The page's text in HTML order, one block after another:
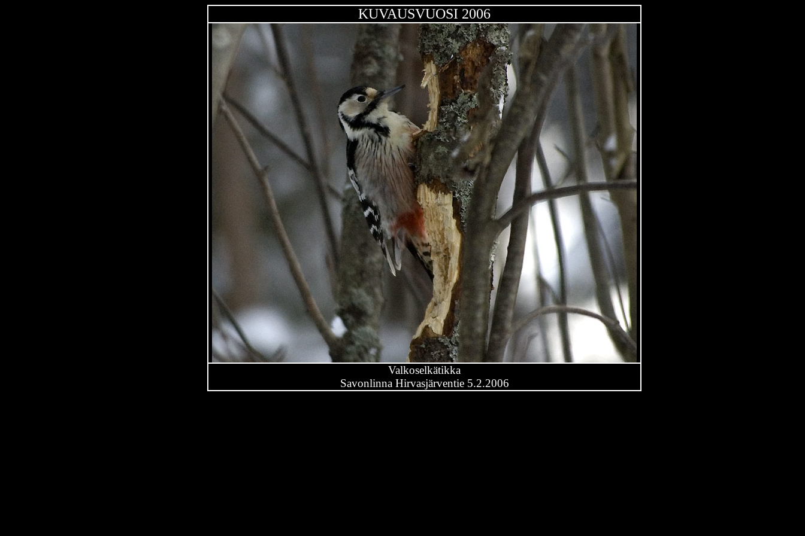
KUVAUSVUOSI 2006
Valkoselkätikka
Savonlinna Hirvasjärventie 5.2.2006